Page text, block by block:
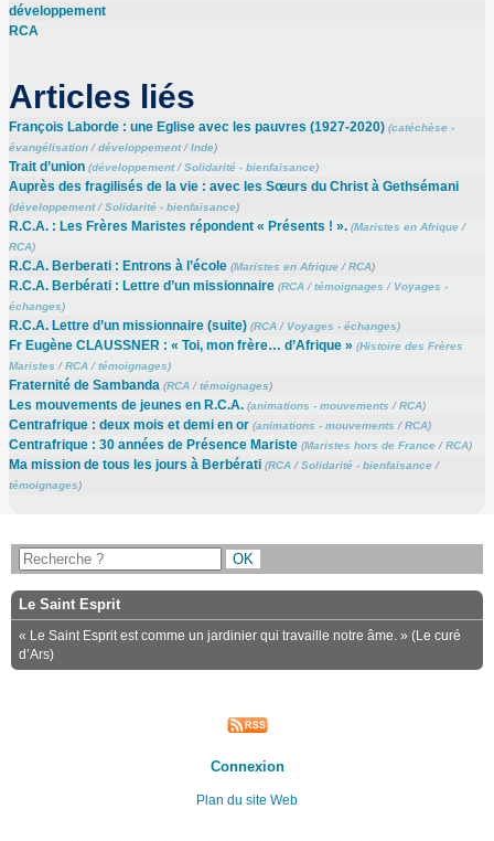
développement
RCA
Articles liés
François Laborde : une Eglise avec les pauvres (1927-2020) (catéchèse -
évangélisation/développement/Inde)
Trait d’union (développement/Solidarité - bienfaisance)
Auprès des fragilisés de la vie : avec les Sœurs du Christ à Gethsémani
(développement/Solidarité - bienfaisance)
R.C.A. : Les Frères Maristes répondent « Présents ! ». (Maristes en Afrique/
RCA)
R.C.A. Berberati : Entrons à l’école (Maristes en Afrique/RCA)
R.C.A. Berbérati : Lettre d’un missionnaire (RCA/témoignages / Voyages -
échanges)
R.C.A. Lettre d’un missionnaire (suite) (RCA/ Voyages - échanges)
Fr Eugène CLAUSSNER : « Toi, mon frère… d’Afrique » (Histoire des Frères
Maristes /RCA/témoignages)
Fraternité de Sambanda (RCA/témoignages)
Les mouvements de jeunes en R.C.A. (animations - mouvements /RCA)
Centrafrique : deux mois et demi en or (animations - mouvements /RCA)
Centrafrique : 30 années de Présence Mariste (Maristes hors de France/RCA)
Ma mission de tous les jours à Berbérati (RCA/Solidarité - bienfaisance/
témoignages)
Le Saint Esprit
« Le Saint Esprit est comme un jardinier qui travaille notre âme. » (Le curé
d’Ars)
Connexion
Plan du site Web